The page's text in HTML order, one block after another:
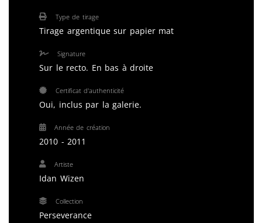
Type de tirage
Tirage argentique sur papier mat
Signature
Sur le recto. En bas à droite
Certificat d'authenticité
Oui, inclus par la galerie.
Année de création
2010 - 2011
Artiste
Idan Wizen
Collection
Perseverance